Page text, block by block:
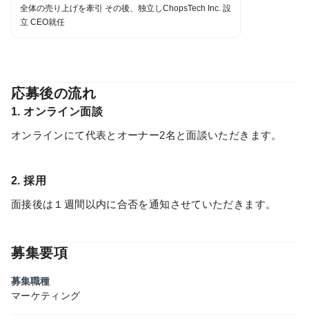
全体の売り上げを牽引 その後、独立しChopsTech Inc. 設
立 CEO就任
応募後の流れ
1. オンライン面談
オンラインにて代表とオーナー2名と面談いただきます。
2. 採用
面接後は１週間以内に合否を通知させていただきます。
募集要項
募集職種
マーケティング